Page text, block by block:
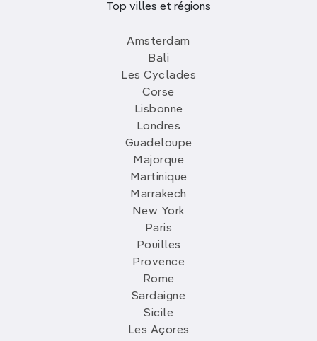
Top villes et régions
Amsterdam
Bali
Les Cyclades
Corse
Lisbonne
Londres
Guadeloupe
Majorque
Martinique
Marrakech
New York
Paris
Pouilles
Provence
Rome
Sardaigne
Sicile
Les Açores